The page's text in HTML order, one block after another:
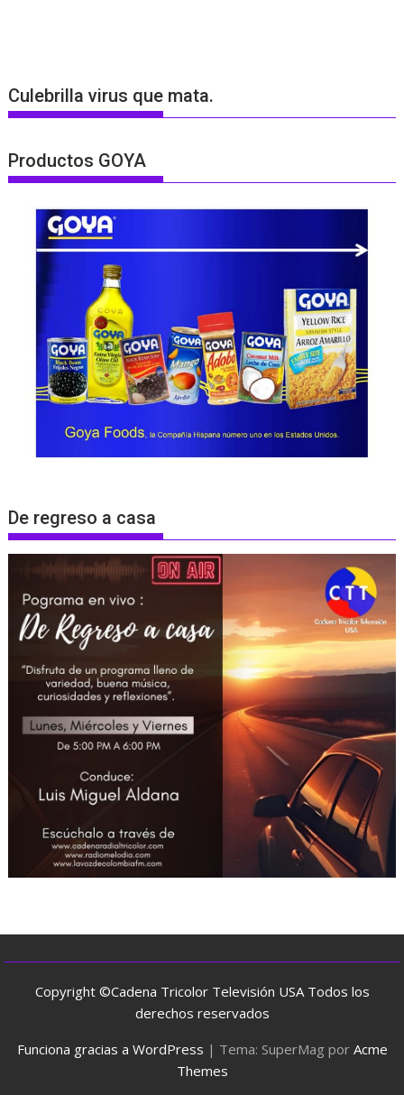
Culebrilla virus que mata.
Productos GOYA
De regreso a casa
Copyright ©Cadena Tricolor Televisión USA Todos los
derechos reservados
Funciona gracias a WordPress | Tema: SuperMag por Acme
Themes